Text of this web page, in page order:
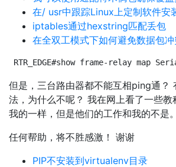
在/ usr中跟踪Linux上定制软件安
iptables通过hexstring匹配丢包
在全双工模式下如何避免数据包冲
RTR_EDGE#show frame-relay
但是，三台路由器都不能互相ping通？
法，为什么不呢？ 我在网上看了一些教
我的一样，但是他们的工作和我的不是。
任何帮助，将不胜感激！ 谢谢
PIP不安装到virtualenv目录